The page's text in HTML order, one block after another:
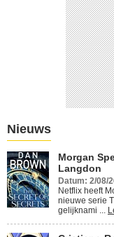
aan
Lees
Nieuws
Morgan
Langdon
Datum: 2/08/
Netflix heeft
nieuwe serie
gelijknami ...